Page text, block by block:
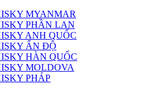
MYANMAR
PHẦN LAN
ANH QUỐC
ẤN ĐỘ
HÀN QUỐC
MOLDOVA
PHÁP